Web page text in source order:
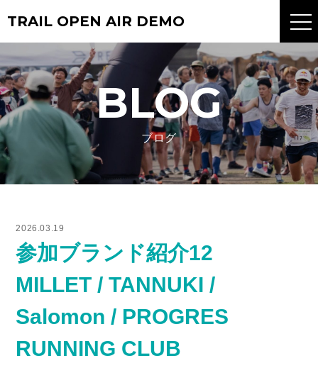
TRAIL OPEN AIR DEMO
ABOUT EVENT
イベント
GALLERY
フォトギャラリー
ACCESS
アクセス
Q&A CONTACT
BLOG
ブログ
2026.03.19
参加ブランド紹介12
MILLET / TANNUKI /
Salomon / PROGRES
RUNNING CLUB